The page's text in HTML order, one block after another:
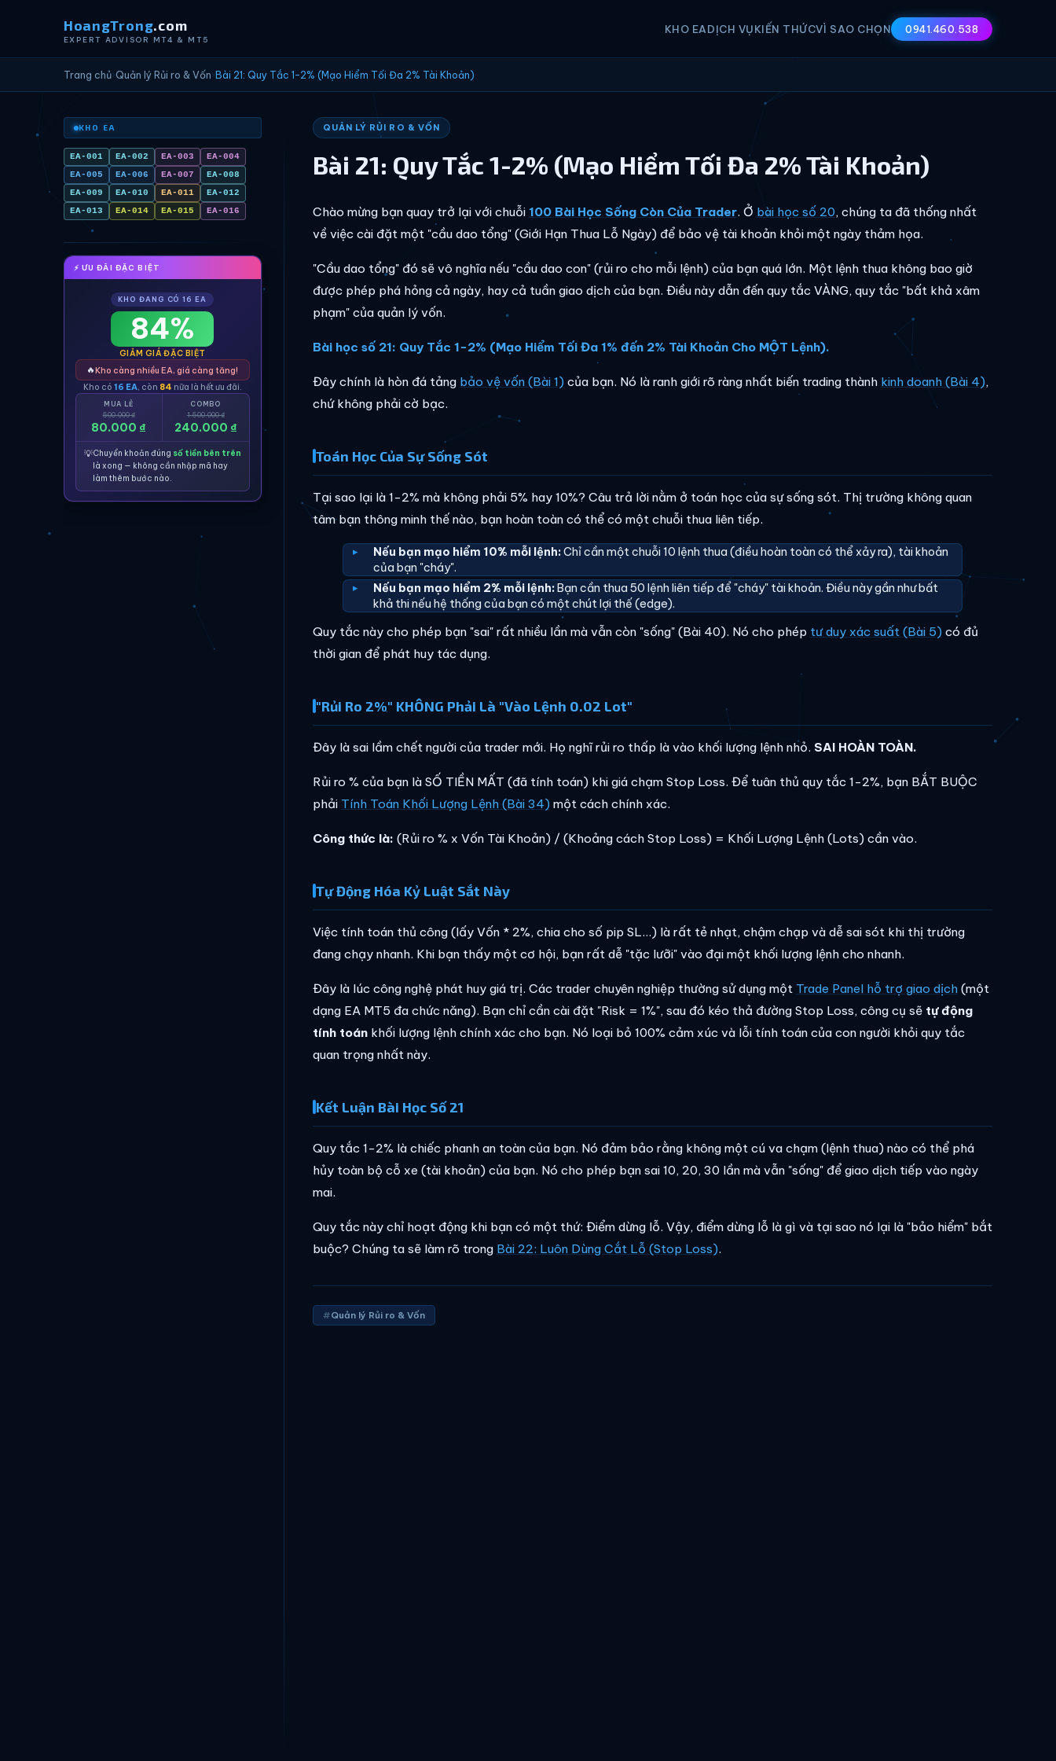
HoangTrong.com
EXPERT ADVISOR MT4 & MT5
KHO EADỊCH VỤKIẾN THỨCVÌ SAO CHỌN 0941.460.538
Trang chủ›Quản lý Rủi ro & Vốn› Bài 21: Quy Tắc 1-2% (Mạo Hiểm Tối Đa 2% Tài Khoản)
KHO EA
EA-001 EA-002 EA-003
EA-004
EA-005
EA-006 EA-007
EA-008
EA-009
EA-010 EA-011
EA-012
EA-013
EA-014 EA-015 EA-016
⚡ ƯU ĐÃI ĐẶC BIỆT
KHO ĐANG CÓ 16 EA
84%
GIẢM GIÁ ĐẶC BIỆT
🔥Kho càng nhiều EA, giá càng tăng!
Kho có 16 EA, còn 84 nữa là hết ưu đãi.
MUA LẺ
500.000 ₫
80.000 ₫
COMBO
1.500.000 ₫
240.000 ₫
💡Chuyển khoản đúng số tiền bên trên
là xong — không cần nhập mã hay
làm thêm bước nào.
QUẢN LÝ RỦI RO & VỐN
Bài 21: Quy Tắc 1-2% (Mạo Hiểm Tối Đa 2% Tài Khoản)
Chào mừng bạn quay trở lại với chuỗi 100 Bài Học Sống Còn Của Trader. Ở bài học số 20, chúng ta đã thống nhất
về việc cài đặt một "cầu dao tổng" (Giới Hạn Thua Lỗ Ngày) để bảo vệ tài khoản khỏi một ngày thảm họa.
"Cầu dao tổng" đó sẽ vô nghĩa nếu "cầu dao con" (rủi ro cho mỗi lệnh) của bạn quá lớn. Một lệnh thua không bao giờ
được phép phá hỏng cả ngày, hay cả tuần giao dịch của bạn. Điều này dẫn đến quy tắc VÀNG, quy tắc "bất khả xâm
phạm" của quản lý vốn.
Bài học số 21: Quy Tắc 1-2% (Mạo Hiểm Tối Đa 1% đến 2% Tài Khoản Cho MỘT Lệnh).
Đây chính là hòn đá tảng bảo vệ vốn (Bài 1)của bạn. Nó là ranh giới rõ ràng nhất biến trading thành kinh doanh (Bài 4),
chứ không phải cờ bạc.
Toán Học Của Sự Sống Sót
Tại sao lại là 1-2% mà không phải 5% hay 10%? Câu trả lời nằm ở toán học của sự sống sót. Thị trường không quan
tâm bạn thông minh thế nào, bạn hoàn toàn có thể có một chuỗi thua liên tiếp.
Nếu bạn mạo hiểm 10% mỗi lệnh:Chỉ cần một chuỗi 10 lệnh thua (điều hoàn toàn có thể xảy ra), tài khoản
của bạn "cháy".
Nếu bạn mạo hiểm 2% mỗi lệnh:Bạn cần thua 50 lệnh liên tiếp để "cháy" tài khoản. Điều này gần như bất
khả thi nếu hệ thống của bạn có một chút lợi thế (edge).
Quy tắc này cho phép bạn "sai" rất nhiều lần mà vẫn còn "sống" (Bài 40). Nó cho phép tư duy xác suất (Bài 5)có đủ
thời gian để phát huy tác dụng.
"Rủi Ro 2%" KHÔNG Phải Là "Vào Lệnh 0.02 Lot"
Đây là sai lầm chết người của trader mới. Họ nghĩ rủi ro thấp là vào khối lượng lệnh nhỏ. SAI HOÀN TOÀN.
Rủi ro % của bạn là SỐ TIỀN MẤT (đã tính toán) khi giá chạm Stop Loss. Để tuân thủ quy tắc 1-2%, bạn BẮT BUỘC
phải Tính Toán Khối Lượng Lệnh (Bài 34)một cách chính xác.
Công thức là: (Rủi ro % x Vốn Tài Khoản) / (Khoảng cách Stop Loss) = Khối Lượng Lệnh (Lots) cần vào.
Tự Động Hóa Kỷ Luật Sắt Này
Việc tính toán thủ công (lấy Vốn * 2%, chia cho số pip SL...) là rất tẻ nhạt, chậm chạp và dễ sai sót khi thị trường
đang chạy nhanh. Khi bạn thấy một cơ hội, bạn rất dễ "tặc lưỡi" vào đại một khối lượng lệnh cho nhanh.
Đây là lúc công nghệ phát huy giá trị. Các trader chuyên nghiệp thường sử dụng một Trade Panel hỗ trợ giao dịch(một
dạng EA MT5 đa chức năng). Bạn chỉ cần cài đặt "Risk = 1%", sau đó kéo thả đường Stop Loss, công cụ sẽ tự động
tính toánkhối lượng lệnh chính xác cho bạn. Nó loại bỏ 100% cảm xúc và lỗi tính toán của con người khỏi quy tắc
quan trọng nhất này.
Kết Luận Bài Học Số 21
Quy tắc 1-2% là chiếc phanh an toàn của bạn. Nó đảm bảo rằng không một cú va chạm (lệnh thua) nào có thể phá
hủy toàn bộ cỗ xe (tài khoản) của bạn. Nó cho phép bạn sai 10, 20, 30 lần mà vẫn "sống" để giao dịch tiếp vào ngày
mai.
Quy tắc này chỉ hoạt động khi bạn có một thứ: Điểm dừng lỗ. Vậy, điểm dừng lỗ là gì và tại sao nó lại là "bảo hiểm" bắt
buộc? Chúng ta sẽ làm rõ trong Bài 22: Luôn Dùng Cắt Lỗ (Stop Loss).
Quản lý Rủi ro & Vốn